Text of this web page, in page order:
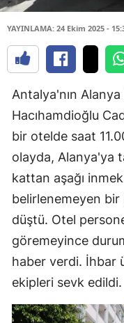
YAYINLAMA: 24 Ekim 2025 -
Antalya'nın
Hacıhamdioğlu
bir otelde saat
olayda, Alanya'ya
kattan aşağı
belirlenemeyen
düştü. Otel
göremeyince
haber verdi. İhbar
ekipleri sevk edildi.